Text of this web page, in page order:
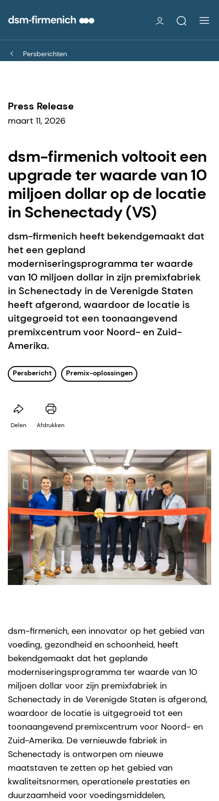
Persberichten
Press Release
maart 11, 2026
dsm-firmenich voltooit een
upgrade ter waarde van 10
miljoen dollar op de locatie
in Schenectady (VS)
dsm-firmenich heeft bekendgemaakt dat
het een gepland
moderniseringsprogramma ter waarde
van 10 miljoen dollar in zijn premixfabriek
in Schenectady in de Verenigde Staten
heeft afgerond, waardoor de locatie is
uitgegroeid tot een toonaangevend
premixcentrum voor Noord- en Zuid-
Amerika.
Persbericht Premix-oplossingen
Delen Afdrukken
dsm-firmenich, een innovator op het gebied van
voeding, gezondheid en schoonheid, heeft
bekendgemaakt dat het geplande
moderniseringsprogramma ter waarde van 10
miljoen dollar voor zijn premixfabriek in
Schenectady in de Verenigde Staten is afgerond,
waardoor de locatie is uitgegroeid tot een
toonaangevend premixcentrum voor Noord- en
Zuid-Amerika. De vernieuwde fabriek in
Schenectady is ontworpen om nieuwe
maatstaven te zetten op het gebied van
kwaliteitsnormen, operationele prestaties en
duurzaamheid voor voedingsmiddelen,